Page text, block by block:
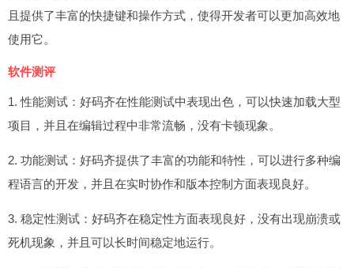
且提供了丰富的快捷键和操作方式，使得开发者可以更加高效地
使用它。
软件测评
1. 性能测试：好码齐在性能测试中表现出色，可以快速加载大型
项目，并且在编辑过程中非常流畅，没有卡顿现象。
2. 功能测试：好码齐提供了丰富的功能和特性，可以进行多种编
程语言的开发，并且在实时协作和版本控制方面表现良好。
3. 稳定性测试：好码齐在稳定性方面表现良好，没有出现崩溃或
死机现象，并且可以长时间稳定地运行。